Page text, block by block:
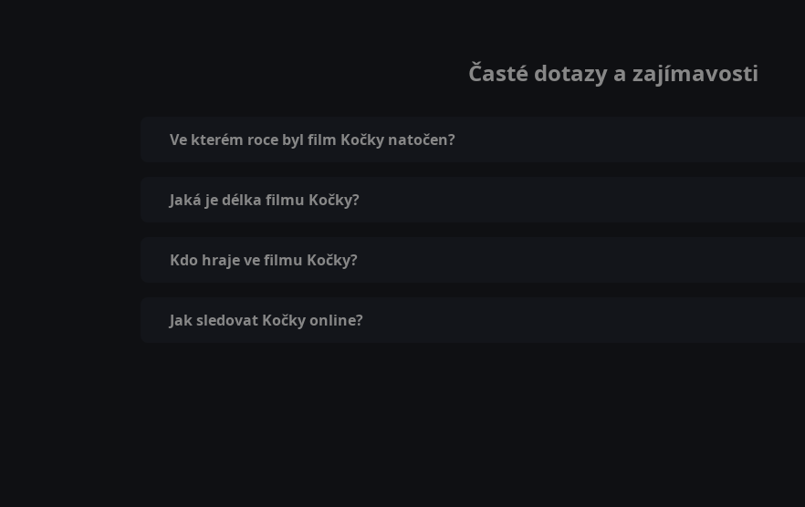
Časté dotazy a zajímavosti
Ve kterém roce byl film Kočky natočen?
Jaká je délka filmu Kočky?
Kdo hraje ve filmu Kočky?
Jak sledovat Kočky online?